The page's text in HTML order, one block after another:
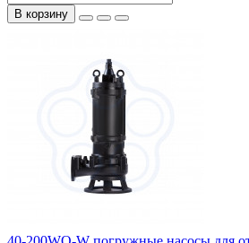
В корзину